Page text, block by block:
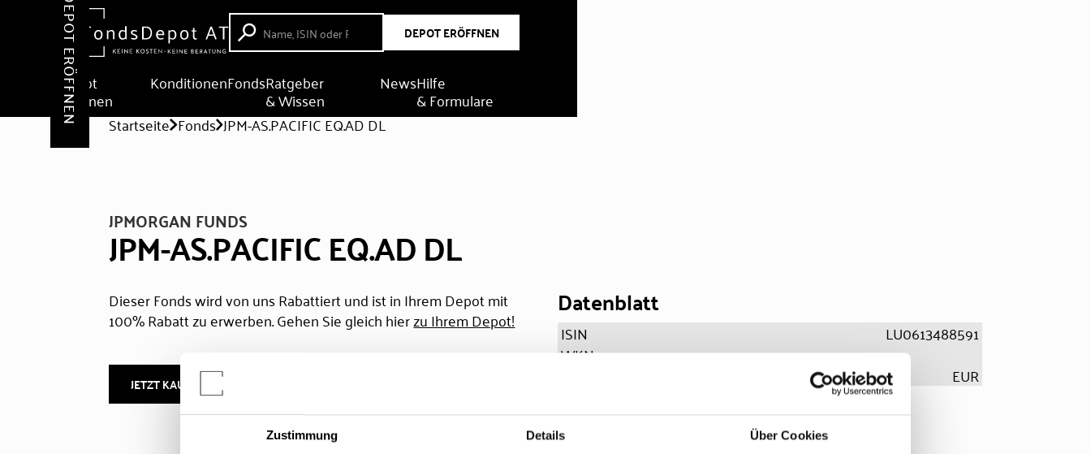
Zustimmung Details Über Cookies
DEPOT ERÖFFNEN
Depot
eröffnen
KonditionenFondsRatgeber
& Wissen
NewsHilfe
& Formulare
DEPOT ERÖFFNEN Startseite Fonds JPM-AS.PACIFIC EQ.AD DL
JPMORGAN FUNDS
JPM-AS.PACIFIC EQ.AD DL
Dieser Fonds wird von uns Rabattiert und ist in Ihrem Depot mit
100% Rabatt zu erwerben. Gehen Sie gleich hierzu Ihrem Depot!
JETZT KAUFEN
Datenblatt
ISIN
LU0613488591
WKN
EUR